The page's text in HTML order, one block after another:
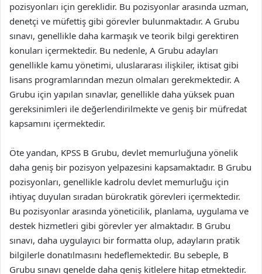
pozisyonları için gereklidir. Bu pozisyonlar arasında uzman,
denetçi ve müfettiş gibi görevler bulunmaktadır. A Grubu
sınavı, genellikle daha karmaşık ve teorik bilgi gerektiren
konuları içermektedir. Bu nedenle, A Grubu adayları
genellikle kamu yönetimi, uluslararası ilişkiler, iktisat gibi
lisans programlarından mezun olmaları gerekmektedir. A
Grubu için yapılan sınavlar, genellikle daha yüksek puan
gereksinimleri ile değerlendirilmekte ve geniş bir müfredat
kapsamını içermektedir.
Öte yandan, KPSS B Grubu, devlet memurluğuna yönelik
daha geniş bir pozisyon yelpazesini kapsamaktadır. B Grubu
pozisyonları, genellikle kadrolu devlet memurluğu için
ihtiyaç duyulan sıradan bürokratik görevleri içermektedir.
Bu pozisyonlar arasında yöneticilik, planlama, uygulama ve
destek hizmetleri gibi görevler yer almaktadır. B Grubu
sınavı, daha uygulayıcı bir formatta olup, adayların pratik
bilgilerle donatılmasını hedeflemektedir. Bu sebeple, B
Grubu sınavı genelde daha geniş kitlelere hitap etmektedir.